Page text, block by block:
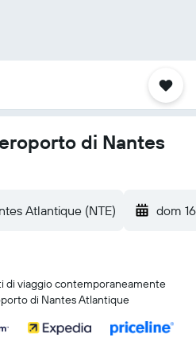
di Nantes
Atlantique (NTE) dom
di viaggio contemporaneamente
di Nantes Atlantique